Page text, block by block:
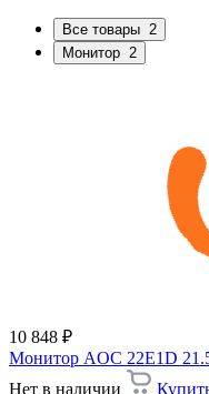
Все товары 2
Монитор 2
10 848 ₽
Монитор AOC 22E1D
Нет в наличии